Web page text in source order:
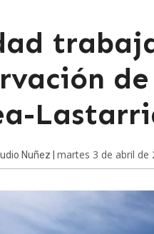
Nuñez | martes 3 de abril de